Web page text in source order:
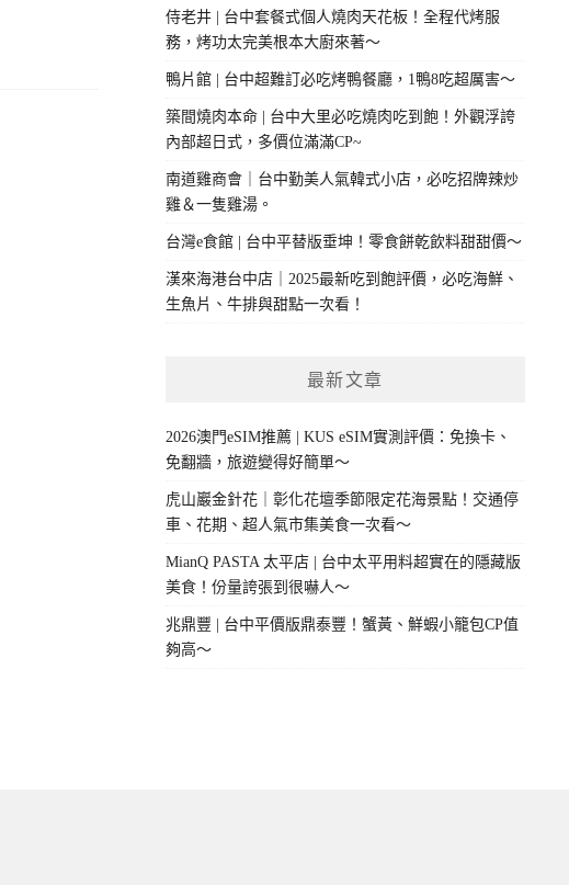
侍老井 | 台中套餐式個人燒肉天花板！全程代烤服
務，烤功太完美根本大廚來著～
鴨片館 | 台中超難訂必吃烤鴨餐廳，1鴨8吃超厲害～
築間燒肉本命 | 台中大里必吃燒肉吃到飽！外觀浮誇
內部超日式，多價位滿滿CP~
南道雞商會｜台中勤美人氣韓式小店，必吃招牌辣炒
雞＆一隻雞湯。
台灣e食館 | 台中平替版垂坤！零食餅乾飲料甜甜價～
漢來海港台中店｜2025最新吃到飽評價，必吃海鮮、
生魚片、牛排與甜點一次看！
最新文章
2026澳門eSIM推薦 | KUS eSIM實測評價：免換卡、
免翻牆，旅遊變得好簡單～
虎山巖金針花｜彰化花壇季節限定花海景點！交通停
車、花期、超人氣市集美食一次看～
MianQ PASTA 太平店 | 台中太平用料超實在的隱藏版
美食！份量誇張到很嚇人～
兆鼎豐 | 台中平價版鼎泰豐！蟹黃、鮮蝦小籠包CP值
夠高～